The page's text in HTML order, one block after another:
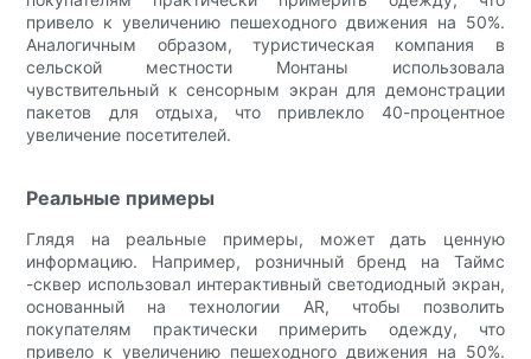
привело к увеличению пешеходного движения на 50%.
Аналогичным образом, туристическая компания в
сельской местности Монтаны использовала
чувствительный к сенсорным экран для демонстрации
пакетов для отдыха, что привлекло 40-процентное
увеличение посетителей.
Реальные примеры
Глядя на реальные примеры, может дать ценную
информацию. Например, розничный бренд на Таймс
-сквер использовал интерактивный светодиодный экран,
основанный на технологии AR, чтобы позволить
покупателям практически примерить одежду, что
привело к увеличению пешеходного движения на 50%.